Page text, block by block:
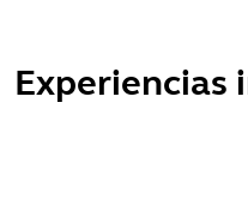
Experiencias